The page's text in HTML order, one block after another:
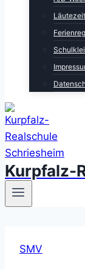
Kurpfalz-
SMV